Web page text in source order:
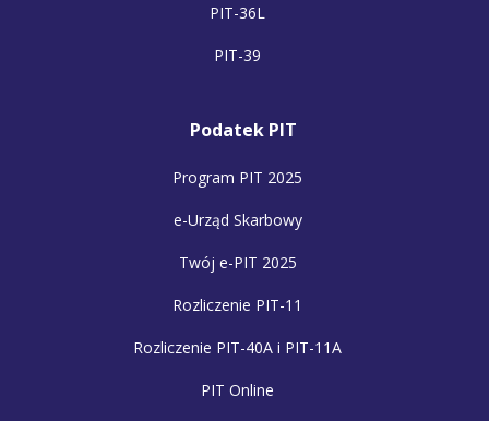
PIT-36L
PIT-39
Podatek PIT
Program PIT 2025
e-Urząd Skarbowy
Twój e-PIT 2025
Rozliczenie PIT-11
Rozliczenie PIT-40A i PIT-11A
PIT Online